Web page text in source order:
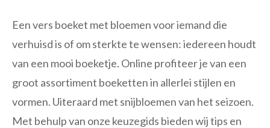
Een vers boeket met bloemen voor iemand die
verhuisd is of om sterkte te wensen: iedereen houdt
van een mooi boeketje. Online profiteer je van een
groot assortiment boeketten in allerlei stijlen en
vormen. Uiteraard met snijbloemen van het seizoen.
Met behulp van onze keuzegids bieden wij tips en